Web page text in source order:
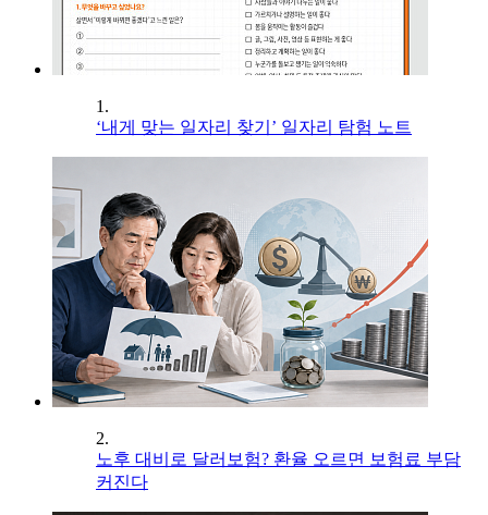
1.
‘내게 맞는 일자리 찾기’ 일자리 탐험 노트
2.
노후 대비로 달러보험? 환율 오르면 보험료 부담
커진다